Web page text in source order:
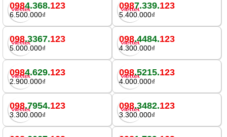
0984.368.123
6.500.000₫
0987.339.123
5.400.000₫
098.3367.123
5.000.000₫
098.4484.123
4.300.000₫
0984.629.123
2.900.000₫
098.5215.123
4.000.000₫
098.7954.123
3.300.000₫
098.3482.123
3.300.000₫